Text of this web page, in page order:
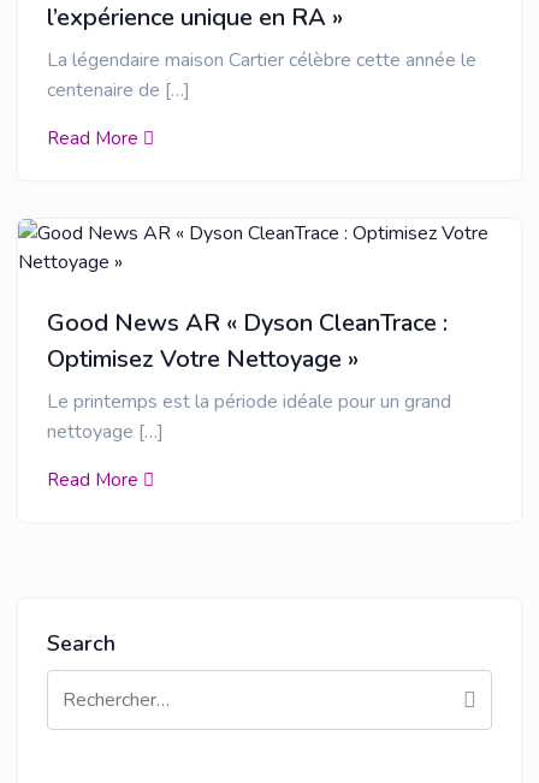
l’expérience unique en RA »
La légendaire maison Cartier célèbre cette année le
centenaire de […]
Read More
Good News AR « Dyson CleanTrace :
Optimisez Votre Nettoyage »
Le printemps est la période idéale pour un grand
nettoyage […]
Read More
Search